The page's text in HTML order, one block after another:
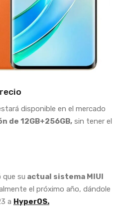
disponible en el mercado
de 12GB+256GB, sin tener el
que su actual sistema MIUI
el próximo año, dándole
a HyperOS.